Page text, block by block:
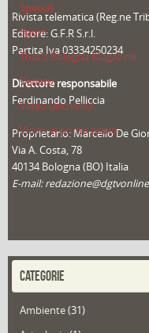
Speciali
Sport
That's Bologna Magazine
Veneto
Video (archivio)
Video in primo piano
Rivista telematica (Reg.ne
Editore: G.F.R S.r.l.
Partita Iva 03334250234
Direttore responsabile
Ferdinando Pelliccia
Proprietario: Marcello De
Via A. Costa, 78
40134 Bologna (BO) Italia
E-mail:
CATEGORIE
Ambiente(31)